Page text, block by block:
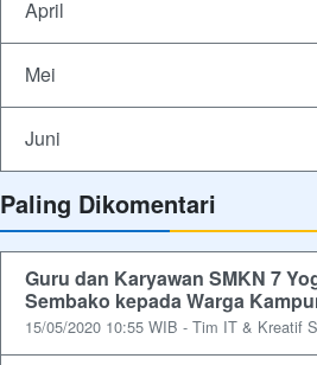
April
Mei
Juni
Paling Dikomentari
Guru dan Karyawan SMKN 7
Sembako kepada Warga
15/05/2020 10:55 WIB - Tim IT & Kreatif